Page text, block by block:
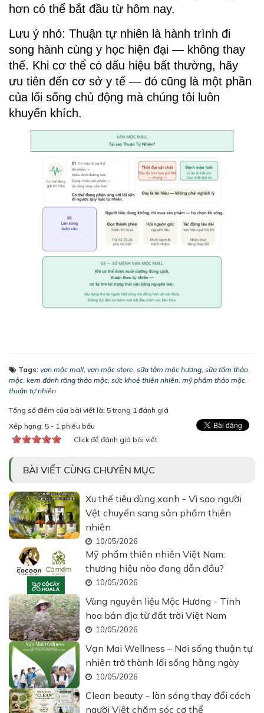
hơn có thể bắt đầu từ hôm nay.
Lưu ý nhỏ: Thuận tự nhiên là hành trình đi
song hành cùng y học hiện đại — không thay
thế. Khi cơ thể có dấu hiệu bất thường, hãy
ưu tiên đến cơ sở y tế — đó cũng là một phần
của lối sống chủ động mà chúng tôi luôn
khuyến khích.
Tags: vạn mộc mall, vạn mộc store, sữa tắm mộc hương, sữa tắm thảo
mộc, kem đánh răng thảo mộc, sức khoẻ thiên nhiên, mỹ phẩm thảo mộc,
thuận tự nhiên
Tổng số điểm của bài viết là: 5 trong 1 đánh giá
Xếp hạng: 5 - 1 phiếu bầu
Click để đánh giá bài viết
BÀI VIẾT CÙNG CHUYÊN MỤC
Xu thế tiêu dùng xanh - Vì sao người
Vệt chuyển sang sản phẩm thiên
nhiên
10/05/2026
Mỹ phẩm thiên nhiên Việt Nam:
thương hiệu nào đang dẫn đầu?
10/05/2026
Vùng nguyên liệu Mộc Hương - Tinh
hoa bản địa từ đất trời Việt Nam
10/05/2026
Vạn Mai Wellness – Nơi sống thuận tự
nhiên trở thành lối sống hằng ngày
10/05/2026
Clean beauty - làn sóng thay đổi cách
người Việt chăm sóc cơ thể